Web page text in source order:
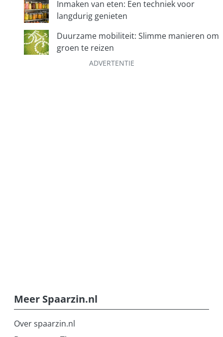
Inmaken van eten: Een techniek voor
langdurig genieten
Duurzame mobiliteit: Slimme manieren om
groen te reizen
ADVERTENTIE
Meer Spaarzin.nl
Over spaarzin.nl